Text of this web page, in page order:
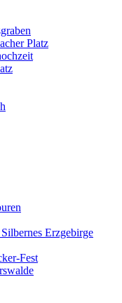
Platz
Erzgebirge
Fest